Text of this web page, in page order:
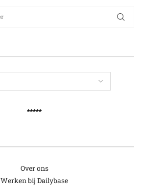
*****
Over ons
Werken bij Dailybase